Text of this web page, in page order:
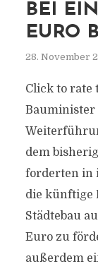
BEI
EURO
28. November
Click to rate
Bauminister
dem
forderten in
die künftige
Städtebau
Euro zu
außerdem